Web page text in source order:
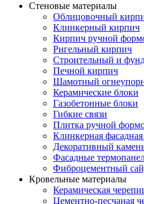
Стеновые материалы
Облицовочный
Клинкерный кирпич
Кирпич ручной
Ригельный кирпич
Строительный и
Печной кирпич
Шамотный
Керамические блоки
Газобетонные блоки
Гибкие связи
Плитка ручной
Клинкерная
Декоративный
Фасадные
Фиброцементный
Кровельные материалы
Керамическая
Цементно-песчаная